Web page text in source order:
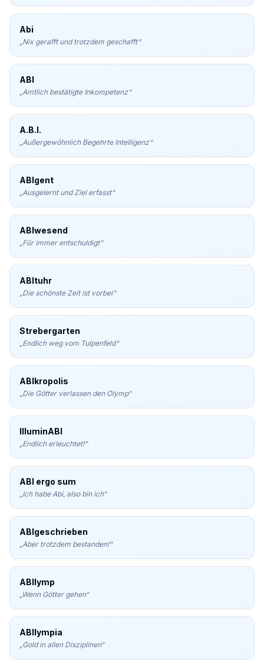
Abi
„Nix gerafft und trotzdem geschafft“
ABI
„Amtlich bestätigte Inkompetenz“
A.B.I.
„Außergewöhnlich Begehrte Intelligenz“
ABIgent
„Ausgelernt und Ziel erfasst“
ABIwesend
„Für immer entschuldigt“
ABItuhr
„Die schönste Zeit ist vorbei“
Strebergarten
„Endlich weg vom Tulpenfeld“
ABIkropolis
„Die Götter verlassen den Olymp“
IlluminABI
„Endlich erleuchtet!“
ABI ergo sum
„Ich habe Abi, also bin ich“
ABIgeschrieben
„Aber trotzdem bestanden!“
ABIlymp
„Wenn Götter gehen“
ABIlympia
„Gold in allen Disziplinen“